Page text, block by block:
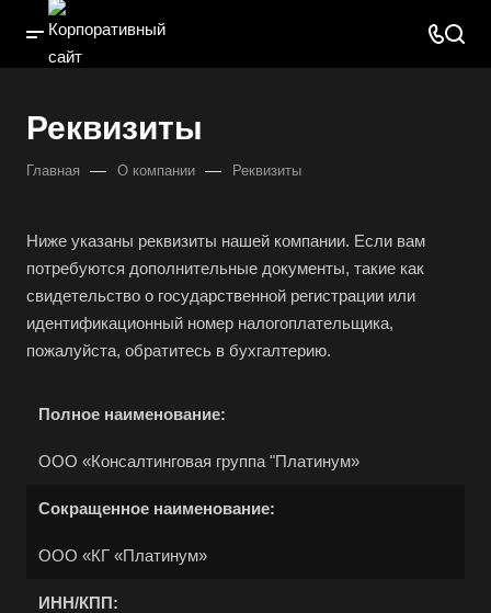
Реквизиты
Главная — О компании — Реквизиты
Ниже указаны реквизиты нашей компании. Если вам
потребуются дополнительные документы, такие как
свидетельство о государственной регистрации или
идентификационный номер налогоплательщика,
пожалуйста, обратитесь в бухгалтерию.
Полное наименование:
ООО «Консалтинговая группа "Платинум»
Сокращенное наименование:
ООО «КГ «Платинум»
ИНН/КПП: